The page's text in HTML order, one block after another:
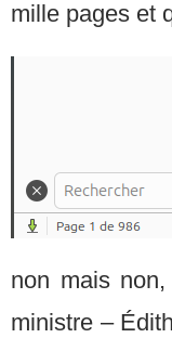
mille pages et
non mais
ministre –